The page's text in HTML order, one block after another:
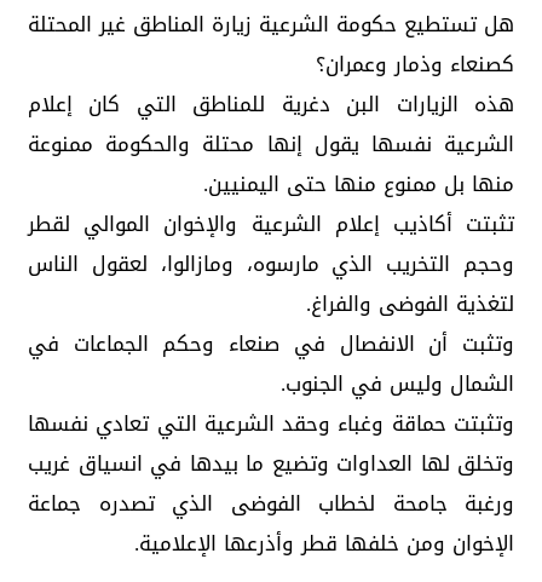
هل تستطيع حكومة الشرعية زيارة المناطق غير المحتلة
كصنعاء وذمار وعمران؟
هذه الزيارات البن دغرية للمناطق التي كان إعلام
الشرعية نفسها يقول إنها محتلة والحكومة ممنوعة
منها بل ممنوع منها حتى اليمنيين.
تثبتت أكاذيب إعلام الشرعية والإخوان الموالي لقطر
وحجم التخريب الذي مارسوه، ومازالوا، لعقول الناس
لتغذية الفوضى والفراغ.
وتثبت أن الانفصال في صنعاء وحكم الجماعات في
الشمال وليس في الجنوب.
وتثبتت حماقة وغباء وحقد الشرعية التي تعادي نفسها
وتخلق لها العداوات وتضيع ما بيدها في انسياق غريب
ورغبة جامحة لخطاب الفوضى الذي تصدره جماعة
الإخوان ومن خلفها قطر وأذرعها الإعلامية.